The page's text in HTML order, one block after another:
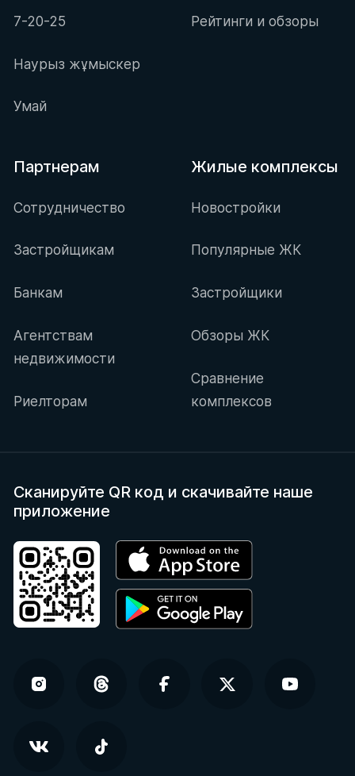
7-20-25
Наурыз жұмыскер
Умай
Рейтинги и обзоры
Партнерам
Сотрудничество
Застройщикам
Банкам
Агентствам
недвижимости
Риелторам
Жилые комплексы
Новостройки
Популярные ЖК
Застройщики
Обзоры ЖК
Сравнение
комплексов
Сканируйте QR код и скачивайте наше
приложение